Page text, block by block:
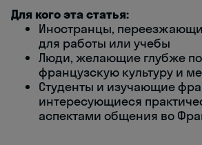
Для кого эта статья:
Иностранцы,
для работы или учебы
Люди, желающие глубже
французскую культуру и
Студенты и изучающие
интересующиеся
аспектами общения во